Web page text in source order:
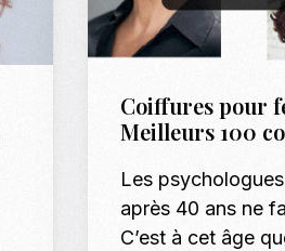
Coiffures pour
Meilleurs 100
Les
après 40 ans ne
C’est à cet âge